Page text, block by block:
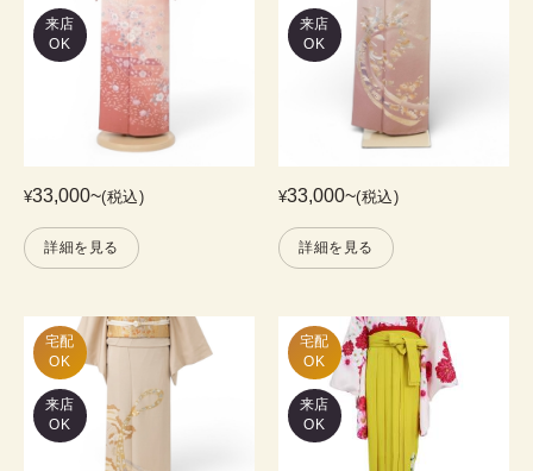
来店
OK
¥33,000~(税込)
詳細を見る
来店
OK
¥33,000~(税込)
詳細を見る
宅配
OK
来店
OK
宅配
OK
来店
OK